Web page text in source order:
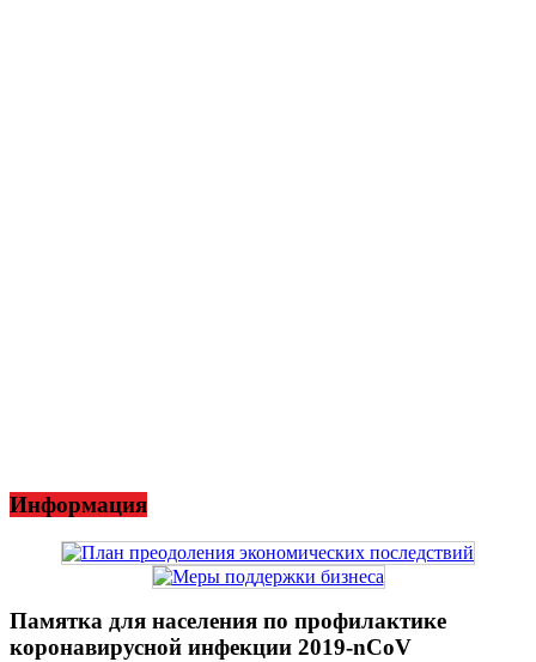
Информация
Памятка для населения по профилактике
коронавирусной инфекции 2019-nCoV